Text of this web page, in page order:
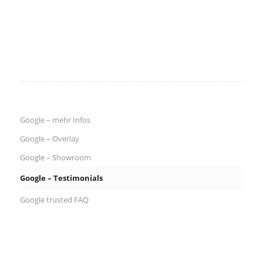
Google – mehr Infos
Google – Overlay
Google – Showroom
Google – Testimonials
Google trusted FAQ